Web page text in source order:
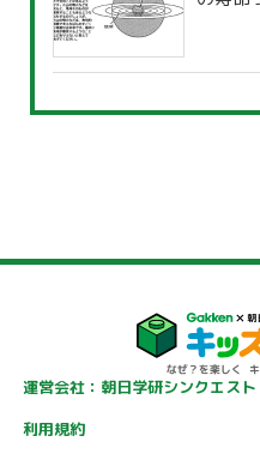
運営会社：朝日学研シンクエスト
利用規約